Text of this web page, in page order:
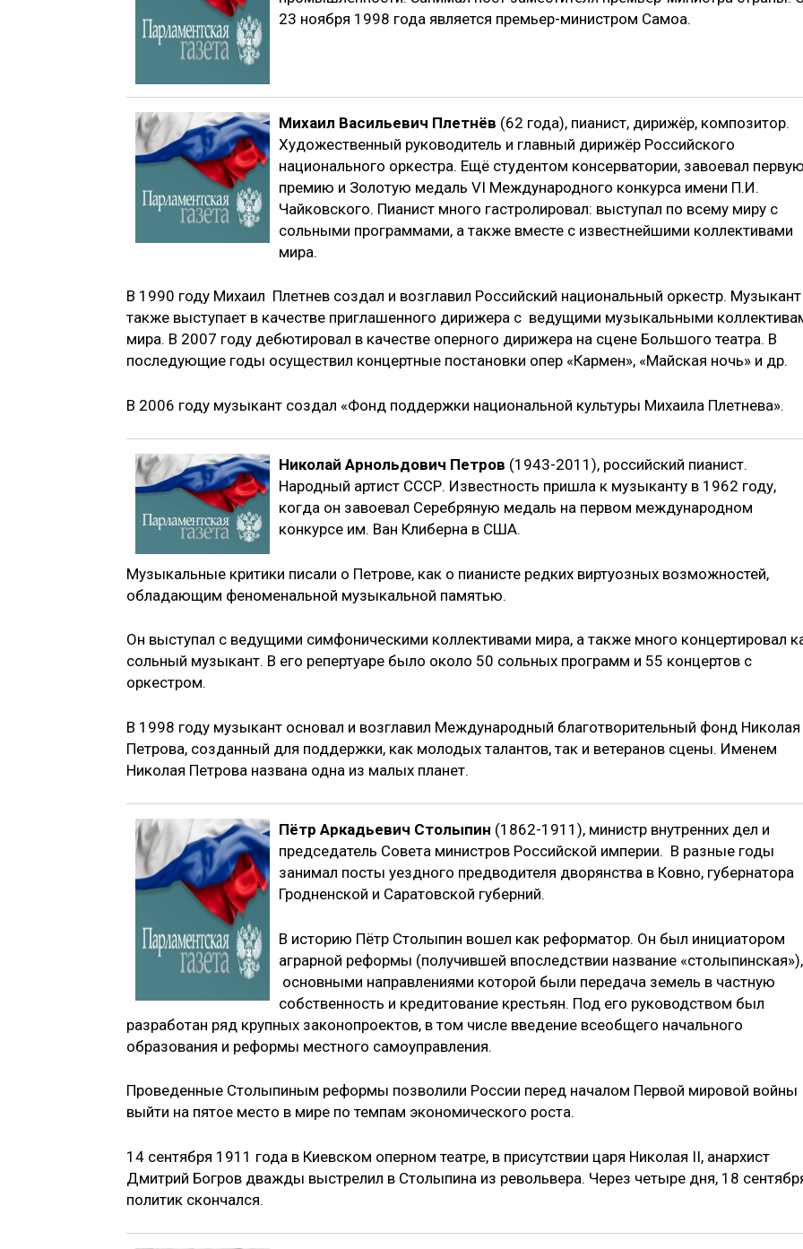
23 ноября 1998 года является премьер-министром Самоа.
Михаил Васильевич Плетнёв (62 года), пианист, дирижёр, композитор.
Художественный руководитель и главный дирижёр Российского
национального оркестра. Ещё студентом консерватории, завоевал
премию и Золотую медаль VI Международного конкурса имени П.И.
Чайковского. Пианист много гастролировал: выступал по всему миру с
сольными программами, а также вместе с известнейшими коллективами
мира.
В 1990 году Михаил Плетнев создал и возглавил Российский национальный оркестр. Музыкант
также выступает в качестве приглашенного дирижера с ведущими музыкальными
мира. В 2007 году дебютировал в качестве оперного дирижера на сцене Большого театра. В
последующие годы осуществил концертные постановки опер «Кармен», «Майская ночь» и др.
В 2006 году музыкант создал «Фонд поддержки национальной культуры Михаила Плетнева».
Николай Арнольдович Петров (1943-2011), российский пианист.
Народный артист СССР. Известность пришла к музыканту в 1962 году,
когда он завоевал Серебряную медаль на первом международном
конкурсе им. Ван Клиберна в США.
Музыкальные критики писали о Петрове, как о пианисте редких виртуозных возможностей,
обладающим феноменальной музыкальной памятью.
Он выступал с ведущими симфоническими коллективами мира, а также много концертировал
сольный музыкант. В его репертуаре было около 50 сольных программ и 55 концертов с
оркестром.
В 1998 году музыкант основал и возглавил Международный благотворительный фонд Николая
Петрова, созданный для поддержки, как молодых талантов, так и ветеранов сцены. Именем
Николая Петрова названа одна из малых планет.
Пётр Аркадьевич Столыпин (1862-1911), министр внутренних дел и
председатель Совета министров Российской империи. В разные годы
занимал посты уездного предводителя дворянства в Ковно, губернатора
Гродненской и Саратовской губерний.
В историю Пётр Столыпин вошел как реформатор. Он был инициатором
аграрной реформы (получившей впоследствии название «столыпинская»),
основными направлениями которой были передача земель в частную
собственность и кредитование крестьян. Под его руководством был
разработан ряд крупных законопроектов, в том числе введение всеобщего начального
образования и реформы местного самоуправления.
Проведенные Столыпиным реформы позволили России перед началом Первой мировой войны
выйти на пятое место в мире по темпам экономического роста.
14 сентября 1911 года в Киевском оперном театре, в присутствии царя Николая II, анархист
Дмитрий Богров дважды выстрелил в Столыпина из револьвера. Через четыре дня, 18
политик скончался.